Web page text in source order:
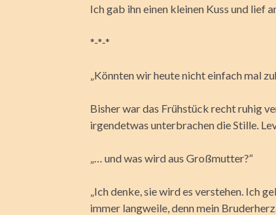
Ich gab ihn einen kleinen Kuss und lief
*-*-*
„Könnten wir heute nicht einfach mal
Bisher war das Frühstück recht ruhig
irgendetwas unterbrachen die Stille.
„… und was wird aus Großmutter?“
„Ich denke, sie wird es verstehen. Ich
immer langweile, denn mein